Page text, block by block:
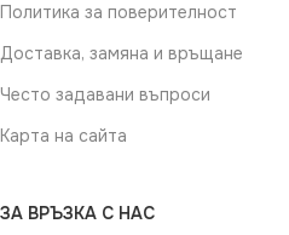
Политика за поверителност
Доставка, замяна и връщане
Често задавани въпроси
Карта на сайта
ЗА ВРЪЗКА С НАС